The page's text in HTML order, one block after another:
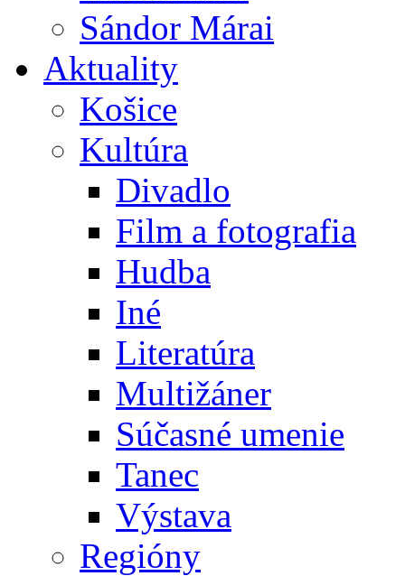
Sándor Márai
Aktuality
Košice
Kultúra
Divadlo
Film a fotografia
Hudba
Iné
Literatúra
Multižáner
Súčasné umenie
Tanec
Výstava
Regióny